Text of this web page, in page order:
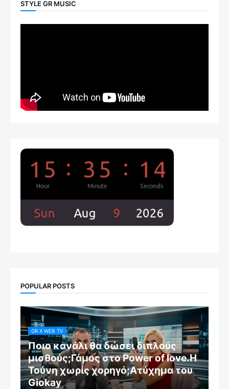
STYLE GR MUSIC
POPULAR POSTS
GR X WEB TV
Ποιο κανάλι θα δώσει διπλούς
μισθούς;Γάμος στο Power of love.Η
Τούνη χωρίς χορηγό;Aτύχημα του
Giokay